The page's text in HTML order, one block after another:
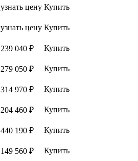
узнать цену Купить
узнать цену Купить
239 040 ₽
Купить
279 050 ₽
Купить
314 970 ₽
Купить
204 460 ₽
Купить
440 190 ₽
Купить
149 560 ₽
Купить